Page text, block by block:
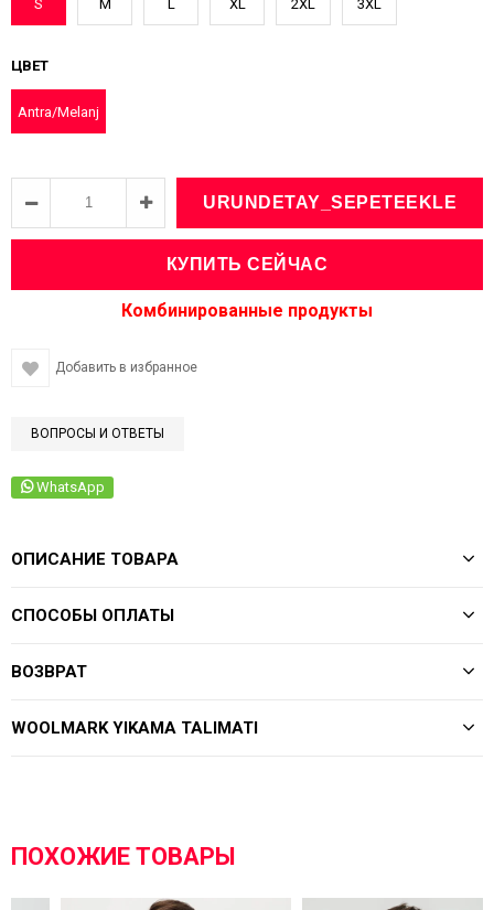
S M L XL 2XL 3XL
ЦВЕТ
Antra/Melanj
Добавить в избранное
ВОПРОСЫ И ОТВЕТЫ
WhatsApp
ОПИСАНИЕ ТОВАРА
СПОСОБЫ ОПЛАТЫ
ВОЗВРАТ
WOOLMARK YIKAMA TALIMATI
ПОХОЖИЕ ТОВАРЫ